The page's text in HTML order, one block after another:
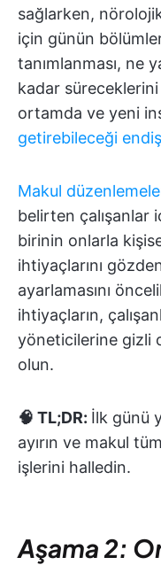
sağlarken,
için günün
tanımlanması, ne
kadar
ortamda ve yeni
getirebileceği
Makul
belirten çalışanlar
birinin onlarla
ihtiyaçlarını
ayarlamasını
ihtiyaçların,
yöneticilerine gizli
olun.
🧠 TL;DR: İlk günü
ayırın ve makul
işlerini halledin.
Aşama 2: